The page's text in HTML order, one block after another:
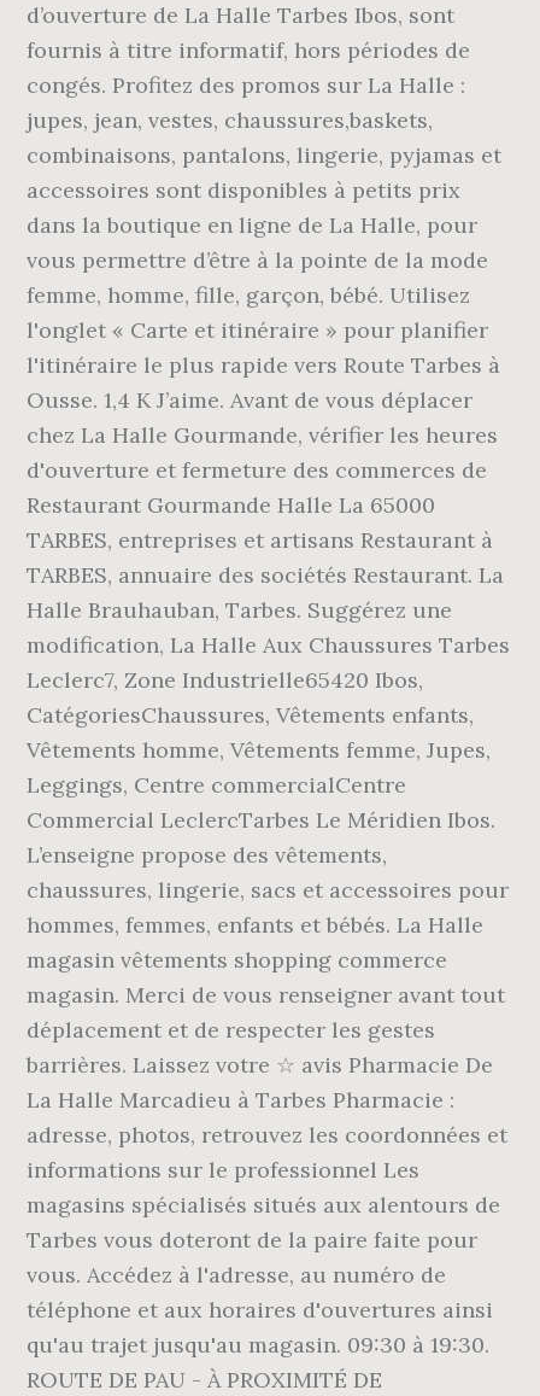
d’ouverture de La Halle Tarbes Ibos, sont
fournis à titre informatif, hors périodes de
congés. Profitez des promos sur La Halle :
jupes, jean, vestes, chaussures,baskets,
combinaisons, pantalons, lingerie, pyjamas et
accessoires sont disponibles à petits prix
dans la boutique en ligne de La Halle, pour
vous permettre d’être à la pointe de la mode
femme, homme, fille, garçon, bébé. Utilisez
l'onglet « Carte et itinéraire » pour planifier
l'itinéraire le plus rapide vers Route Tarbes à
Ousse. 1,4 K J’aime. Avant de vous déplacer
chez La Halle Gourmande, vérifier les heures
d'ouverture et fermeture des commerces de
Restaurant Gourmande Halle La 65000
TARBES, entreprises et artisans Restaurant à
TARBES, annuaire des sociétés Restaurant. La
Halle Brauhauban, Tarbes. Suggérez une
modification, La Halle Aux Chaussures Tarbes
Leclerc7, Zone Industrielle65420 Ibos,
CatégoriesChaussures, Vêtements enfants,
Vêtements homme, Vêtements femme, Jupes,
Leggings, Centre commercialCentre
Commercial LeclercTarbes Le Méridien Ibos.
L’enseigne propose des vêtements,
chaussures, lingerie, sacs et accessoires pour
hommes, femmes, enfants et bébés. La Halle
magasin vêtements shopping commerce
magasin. Merci de vous renseigner avant tout
déplacement et de respecter les gestes
barrières. Laissez votre ☆ avis Pharmacie De
La Halle Marcadieu à Tarbes Pharmacie :
adresse, photos, retrouvez les coordonnées et
informations sur le professionnel Les
magasins spécialisés situés aux alentours de
Tarbes vous doteront de la paire faite pour
vous. Accédez à l'adresse, au numéro de
téléphone et aux horaires d'ouvertures ainsi
qu'au trajet jusqu'au magasin. 09:30 à 19:30.
ROUTE DE PAU - À PROXIMITÉ DE